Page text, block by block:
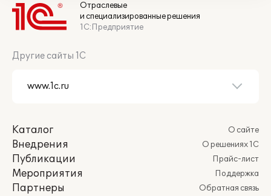
Отраслевые
и специализированные решения
1С:Предприятие
Другие сайты 1С
Каталог
Внедрения
Публикации
Мероприятия
Партнеры
О сайте
О решениях 1С
Прайс-лист
Поддержка
Обратная связь